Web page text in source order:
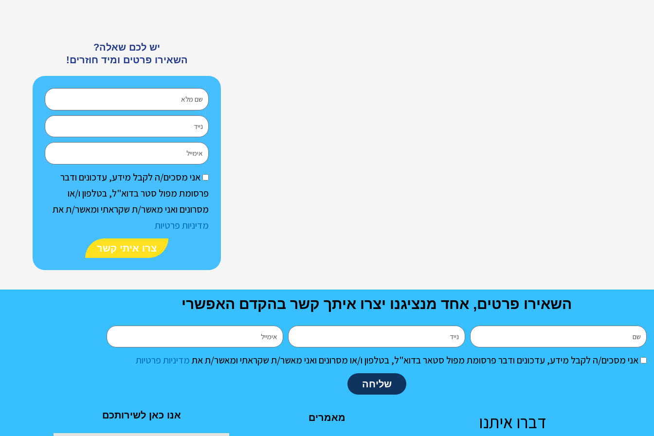
יש לכם שאלה?
השאירו פרטים ומיד חוזרים!
Name
Mobile
Email
הסכמה
אני מסכים/ה לקבל מידע, עדכונים ודבר
פרסומת מפול סטר בדוא"ל, בטלפון ו/או
מסרונים ואני מאשר/ת שקראתי ומאשר/ת את
מדיניות פרטיות
צרו איתי קשר
השאירו פרטים, אחד מנציגנו יצרו איתך קשר בהקדם האפשרי
שם נייד אימייל
הסכמה
אני מסכים/ה לקבל מידע, עדכונים ודבר פרסומת מפול סטאר בדוא"ל, בטלפון ו/או מסרונים ואני מאשר/ת שקראתי ומאשר/ת אתמדיניות פרטיות
שליחה
דברו איתנו מאמרים אנו כאן לשירותכם